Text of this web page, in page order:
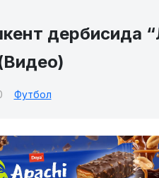
дербисида
Футбол